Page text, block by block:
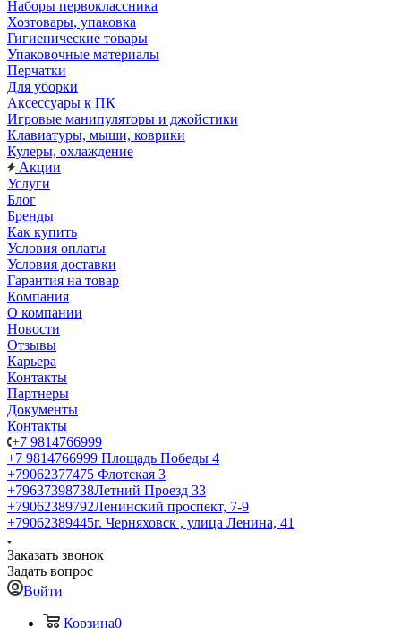
Наборы первоклассника
Хозтовары, упаковка
Гигиенические товары
Упаковочные материалы
Перчатки
Для уборки
Аксессуары к ПК
Игровые манипуляторы и джойстики
Клавиатуры, мыши, коврики
Кулеры, охлаждение
Акции
Услуги
Блог
Бренды
Как купить
Условия оплаты
Условия доставки
Гарантия на товар
Компания
О компании
Новости
Отзывы
Карьера
Контакты
Партнеры
Документы
Контакты
+7 9814766999
+7 9814766999 Площадь Победы 4
+79062377475 Флотская 3
+79637398738Летний Проезд 33
+79062389792Ленинский проспект, 7-9
+79062389445г. Черняховск , улица Ленина, 41
Заказать звонок
Задать вопрос
Войти
Корзина0